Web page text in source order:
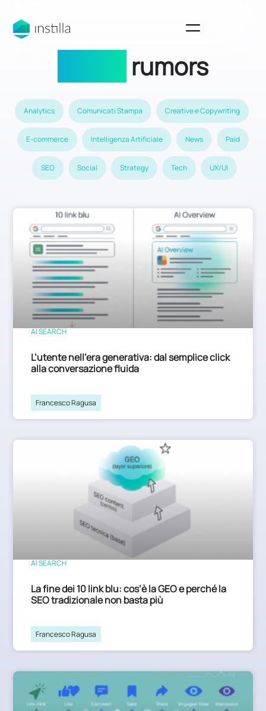
rumors
Analytics Comunicati Stampa Creative e Copywriting
E-commerce Intelligenza Artificiale News Paid
SEO Social Strategy Tech UX/UI
AI SEARCH
L’utente nell’era generativa: dal semplice click
alla conversazione fluida
Francesco Ragusa
AI SEARCH
La fine dei 10 link blu: cos’è la GEO e perché la
SEO tradizionale non basta più
Francesco Ragusa